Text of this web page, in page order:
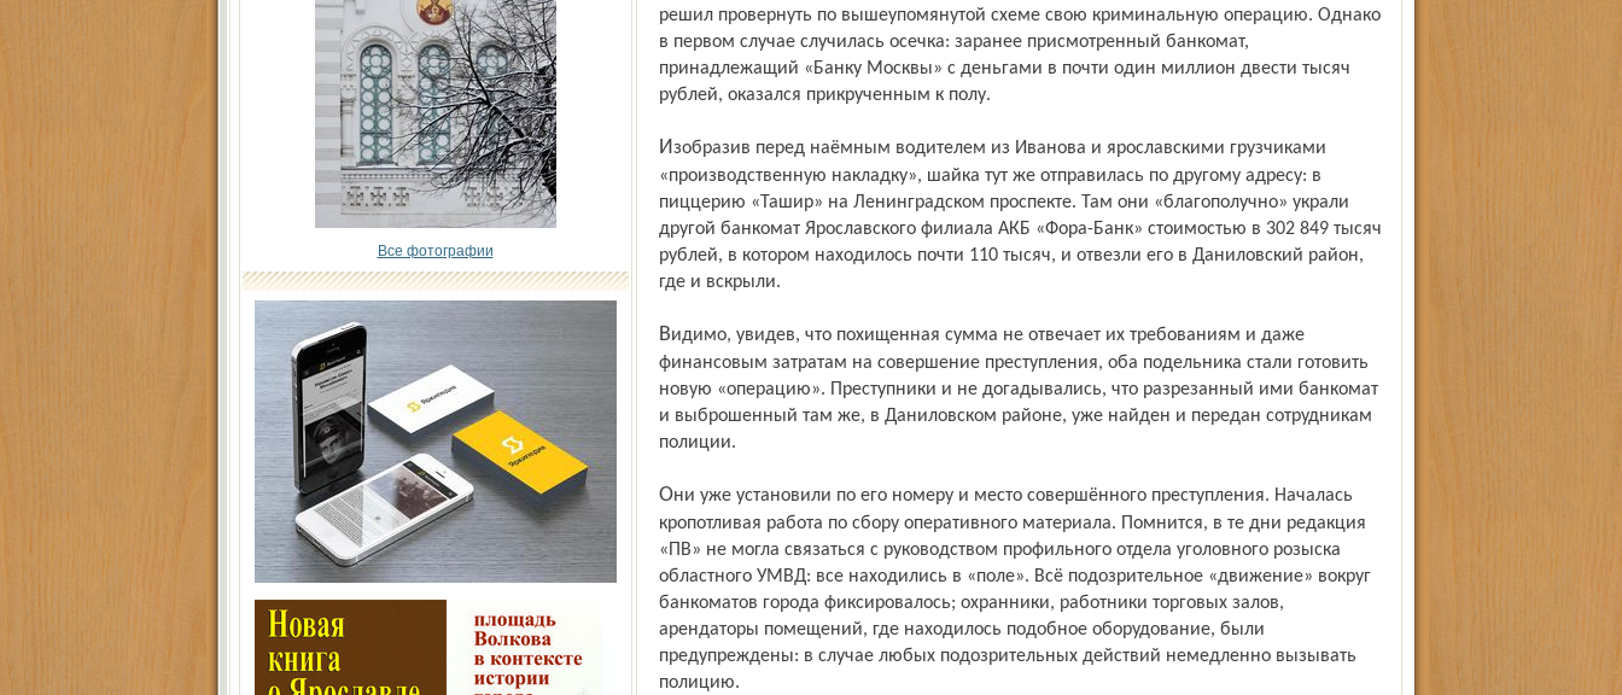
Все фотографии
решил провернуть по вышеупомянутой схеме свою криминальную операцию. Однако
в первом случае случилась осечка: заранее присмотренный банкомат,
принадлежащий «Банку Москвы» с деньгами в почти один миллион двести тысяч
рублей, оказался прикрученным к полу.
Изобразив перед наёмным водителем из Иванова и ярославскими грузчиками
«производственную накладку», шайка тут же отправилась по другому адресу: в
пиццерию «Ташир» на Ленинградском проспекте. Там они «благополучно» украли
другой банкомат Ярославского филиала АКБ «Фора-Банк» стоимостью в 302 849 тысяч
рублей, в котором находилось почти 110 тысяч, и отвезли его в Даниловский район,
где и вскрыли.
Видимо, увидев, что похищенная сумма не отвечает их требованиям и даже
финансовым затратам на совершение преступления, оба подельника стали готовить
новую «операцию». Преступники и не догадывались, что разрезанный ими банкомат
и выброшенный там же, в Даниловском районе, уже найден и передан сотрудникам
полиции.
Они уже установили по его номеру и место совершённого преступления. Началась
кропотливая работа по сбору оперативного материала. Помнится, в те дни редакция
«ПВ» не могла связаться с руководством профильного отдела уголовного розыска
областного УМВД: все находились в «поле». Всё подозрительное «движение» вокруг
банкоматов города фиксировалось; охранники, работники торговых залов,
арендаторы помещений, где находилось подобное оборудование, были
предупреждены: в случае любых подозрительных действий немедленно вызывать
полицию.